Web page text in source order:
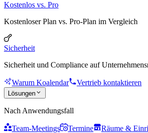
Kostenlos vs. Pro
Kostenloser Plan vs. Pro-Plan im Vergleich
Sicherheit
Sicherheit und Compliance auf
Warum Koalendar Vertrieb kontaktieren
Lösungen
Nach Anwendungsfall
Team-Meetings Termine
Räume &